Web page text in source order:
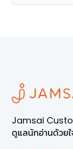
Jamsai
ดูแลนักอ่านด้วย